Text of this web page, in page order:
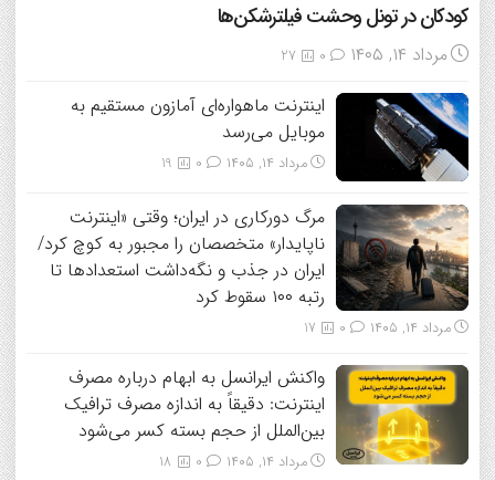
کودکان در تونل وحشت فیلترشکن‌ها
مرداد ۱۴, ۱۴۰۵ 27
اینترنت ماهواره‌ای آمازون مستقیم به
موبایل می‌رسد
مرداد ۱۴, ۱۴۰۵ 19
مرگ دورکاری در ایران؛ وقتی «اینترنت
ناپایدار» متخصصان را مجبور به کوچ کرد/
ایران در جذب و نگه‌داشت استعدادها تا
رتبه ۱۰۰ سقوط کرد
مرداد ۱۴, ۱۴۰۵ 17
واکنش ایرانسل به ابهام درباره مصرف
اینترنت: دقیقاً به اندازه مصرف ترافیک
بین‌الملل از حجم بسته کسر می‌شود
مرداد ۱۴, ۱۴۰۵ 18